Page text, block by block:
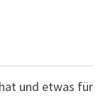
und etwas für